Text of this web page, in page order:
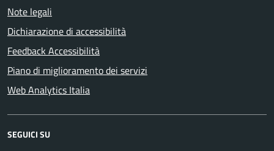
Note legali
Dichiarazione di accessibilità
Feedback Accessibilità
Piano di miglioramento dei servizi
Web Analytics Italia
SEGUICI SU